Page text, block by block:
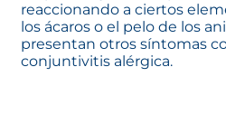
reaccionando a ciertos
los ácaros o el pelo de los
presentan otros síntomas
conjuntivitis alérgica.